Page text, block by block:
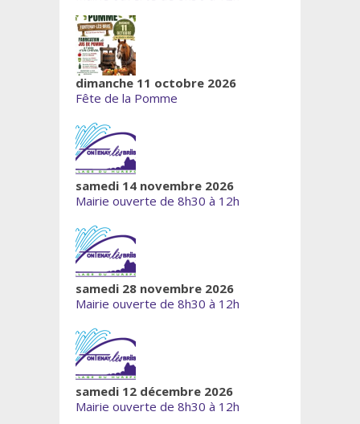
dimanche 11 octobre 2026
Fête de la Pomme
samedi 14 novembre 2026
Mairie ouverte de 8h30 à 12h
samedi 28 novembre 2026
Mairie ouverte de 8h30 à 12h
samedi 12 décembre 2026
Mairie ouverte de 8h30 à 12h